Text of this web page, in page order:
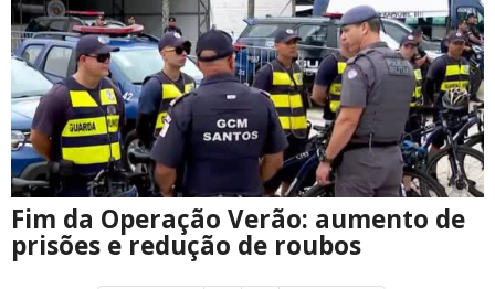
Fim da Operação Verão: aumento de
prisões e redução de roubos